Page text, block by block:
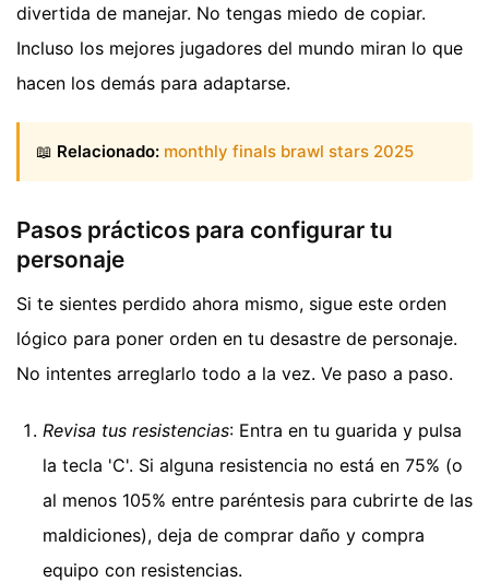
divertida de manejar. No tengas miedo de copiar.
Incluso los mejores jugadores del mundo miran lo que
hacen los demás para adaptarse.
📖 Relacionado: monthly finals brawl stars 2025
Pasos prácticos para configurar tu
personaje
Si te sientes perdido ahora mismo, sigue este orden
lógico para poner orden en tu desastre de personaje.
No intentes arreglarlo todo a la vez. Ve paso a paso.
Revisa tus resistencias: Entra en tu guarida y pulsa
la tecla 'C'. Si alguna resistencia no está en 75% (o
al menos 105% entre paréntesis para cubrirte de las
maldiciones), deja de comprar daño y compra
equipo con resistencias.